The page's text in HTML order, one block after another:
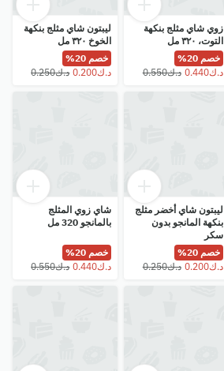
زوي شاي مثلج بنكهة
التوت، ٣٢٠ مل
خصم 20%
⁦د.ك0.440⁩
⁦د.ك0.550⁩
ليبتون شاي مثلج بنكهة
الخوخ ٣٢٠ مل
خصم 20%
⁦د.ك0.250⁩
ليبتون شاي أخضر مثلج
بنكهة المانجو بدون
سكر
خصم 20%
⁦د.ك0.200⁩
⁦د.ك0.250⁩
شاي زوي المثلج
بالمانجو 320 مل
خصم 20%
⁦د.ك0.550⁩